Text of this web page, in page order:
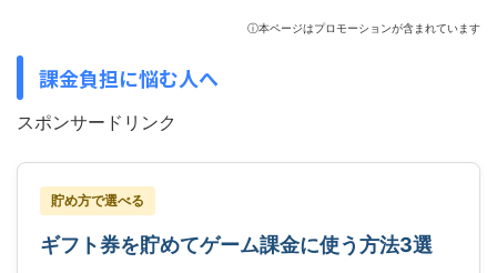
ⓘ本ページはプロモーションが含まれています
課金負担に悩む人へ
スポンサードリンク
貯め方で選べる
ギフト券を貯めてゲーム課金に使う方法3選